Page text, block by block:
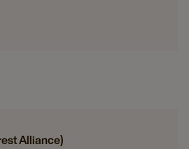
Alliance)